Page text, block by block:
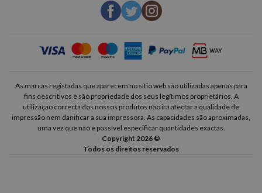
As marcas registadas que aparecem no sítio web são utilizadas apenas para
fins descritivos e são propriedade dos seus legítimos proprietários. A
utilização correcta dos nossos produtos não irá afectar a qualidade de
impressão nem danificar a sua impressora. As capacidades são aproximadas,
uma vez que não é possível especificar quantidades exactas.
Copyright 2026 ©
Todos os direitos reservados